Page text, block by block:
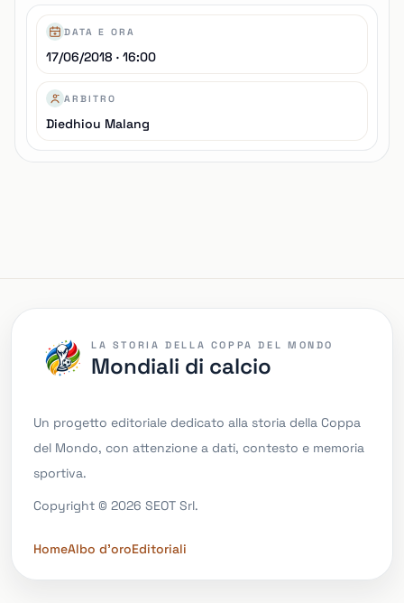
DATA E ORA
17/06/2018 · 16:00
ARBITRO
Diedhiou Malang
LA STORIA DELLA COPPA DEL MONDO
Mondiali di calcio
Un progetto editoriale dedicato alla storia della Coppa
del Mondo, con attenzione a dati, contesto e memoria
sportiva.
Copyright © 2026 SEOT Srl.
HomeAlbo d'oroEditoriali